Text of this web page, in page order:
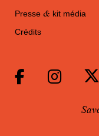
Presse & kit média
Crédits